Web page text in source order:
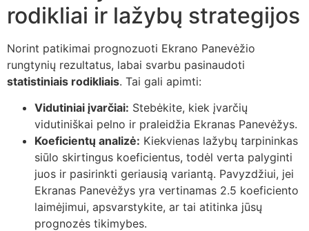
rodikliai ir lažybų strategijos
Norint patikimai prognozuoti Ekrano Panevėžio
rungtynių rezultatus, labai svarbu pasinaudoti
statistiniais rodikliais. Tai gali apimti:
Vidutiniai įvarčiai: Stebėkite, kiek įvarčių
vidutiniškai pelno ir praleidžia Ekranas Panevėžys.
Koeficientų analizė: Kiekvienas lažybų tarpininkas
siūlo skirtingus koeficientus, todėl verta palyginti
juos ir pasirinkti geriausią variantą. Pavyzdžiui, jei
Ekranas Panevėžys yra vertinamas 2.5 koeficiento
laimėjimui, apsvarstykite, ar tai atitinka jūsų
prognozės tikimybes.